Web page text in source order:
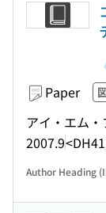
Paper
アイ・エム
2007.9
Author Heading